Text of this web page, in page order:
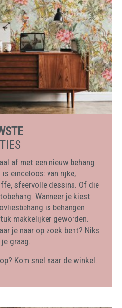
af met een nieuw behang
is eindeloos: van rijke,
sfeervolle dessins. Of die
Wanneer je kiest
is behangen
makkelijker geworden.
je naar op zoek bent? Niks
je graag.
Kom snel naar de winkel.